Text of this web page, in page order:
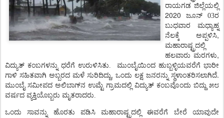
ರಾಯಗಡ ಜಿಲ್ಲೆಯಲ್ಲಿ
2020
ಜೂನ್ 03ರ
ಬುಧವಾರ
ಮಧ್ಯಾಹ್ನ
ನೆಲಕ್ಕೆ
ಅಪ್ಪಳಿಸಿ,
ಮಹಾರಾಷ್ಟ್ರದಲ್ಲಿ
ಹಲವಾರು ಮರಗಳು,
ವಿದ್ಯುತ್ ಕಂಬಗಳನ್ನು ಧರೆಗೆ ಉರುಳಿಸಿತು. ಮುಂಬೈಯಿಂದ ಹುಬ್ಬಳ್ಳಿಯವರೆಗೆ ಭಾರೀ
ಗಾಳಿ ಸಹಿತವಾಗಿ ಅಬ್ಬರದ ಮಳೆ ಸುರಿದಿದ್ದು, ಒಂದು ಲಕ್ಷ ಜನರನ್ನು ಸ್ಥಳಾಂತರಿಸಲಾಗಿದೆ.
ಮುಂಬೈ ಸಮೀಪದ ಅಲಿಬಾಗ್ನ ಉಮ್ಟೆ ಗ್ರಾಮದಲ್ಲಿ ವಿದ್ಯುತ್ ಕಂಬವೊಂದು ಬಿದ್ದು ೫೮
ವರ್ಷದ ವ್ಯಕ್ತಿಯೊಬ್ಬರು ಮೃತರಾದರು.
ಒಂದು ಸಾವನ್ನು ಹೊರತು ಪಡಿಸಿ ಮಹಾರಾಷ್ಟ್ರದಲ್ಲಿ ಈವರೆಗೆ ಬೇರೆ
ಯಾವುದೇ